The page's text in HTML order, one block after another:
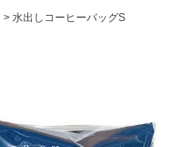
水出しコーヒーバッグS